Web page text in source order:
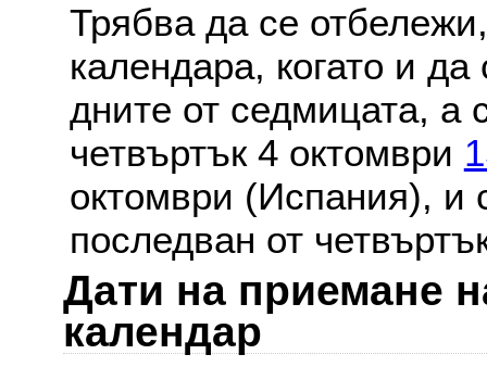
Трябва да се
календара, когато и
дните от седмицата, а
четвъртък 4 октомври
октомври (Испания), и
последван от
Дати на приемане
календар